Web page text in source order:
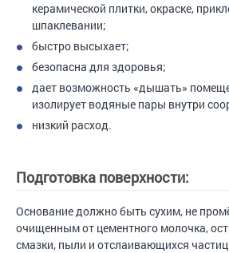
керамической плитки, окраске,
шпаклевании;
быстро высыхает;
безопасна для здоровья;
дает возможность «дышать»
изолирует водяные пары внутри
низкий расход.
Подготовка поверхности:
Основание должно быть сухим, не
очищенным от цементного молочка,
смазки, пыли и отслаивающихся